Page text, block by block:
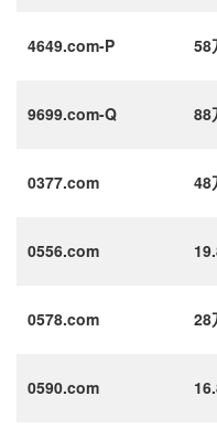
4649.com-P 58
9699.com-Q 88
0377.com 48
0556.com
0578.com 28
0590.com